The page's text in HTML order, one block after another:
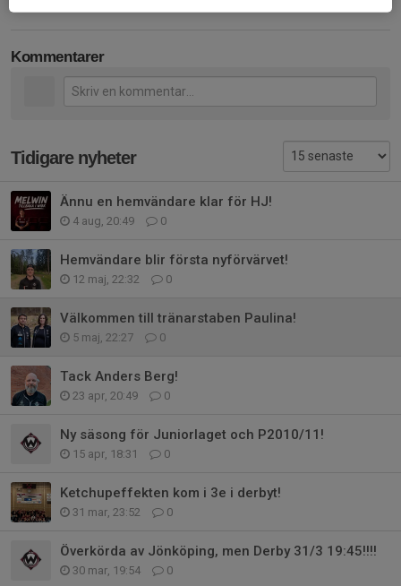
Kommentarer
Tidigare nyheter
Ännu en hemvändare klar för HJ!
4 aug, 20:49 0
Hemvändare blir första nyförvärvet!
12 maj, 22:32 0
Välkommen till tränarstaben Paulina!
5 maj, 22:27 0
Tack Anders Berg!
23 apr, 20:49 0
Ny säsong för Juniorlaget och P2010/11!
15 apr, 18:31 0
Ketchupeffekten kom i 3e i derbyt!
31 mar, 23:52 0
Överkörda av Jönköping, men Derby 31/3 19:45!!!!
30 mar, 19:54 0